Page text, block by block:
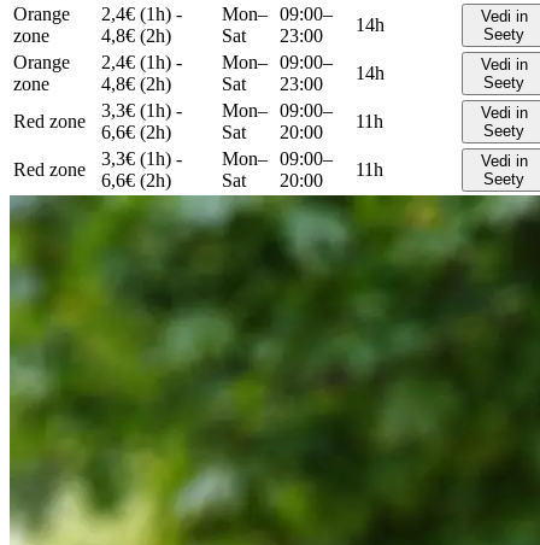
Orange
zone
2,4€ (1h) -
4,8€ (2h)
Mon–
Sat
09:00–
23:00
14h
Vedi in
Seety
Orange
zone
2,4€ (1h) -
4,8€ (2h)
Mon–
Sat
09:00–
23:00
14h
Vedi in
Seety
Red zone
3,3€ (1h) -
6,6€ (2h)
Mon–
Sat
09:00–
20:00
11h
Vedi in
Seety
Red zone
3,3€ (1h) -
6,6€ (2h)
Mon–
Sat
09:00–
20:00
11h
Vedi in
Seety